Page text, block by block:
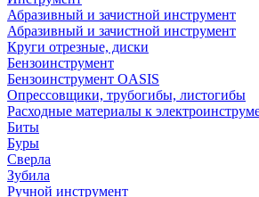
Абразивный и зачистной инструмент
Абразивный и зачистной инструмент
Круги отрезные, диски
Бензоинструмент
Бензоинструмент OASIS
Опрессовщики, трубогибы, листогибы
Расходные материалы к
Биты
Буры
Сверла
Зубила
Ручной инструмент